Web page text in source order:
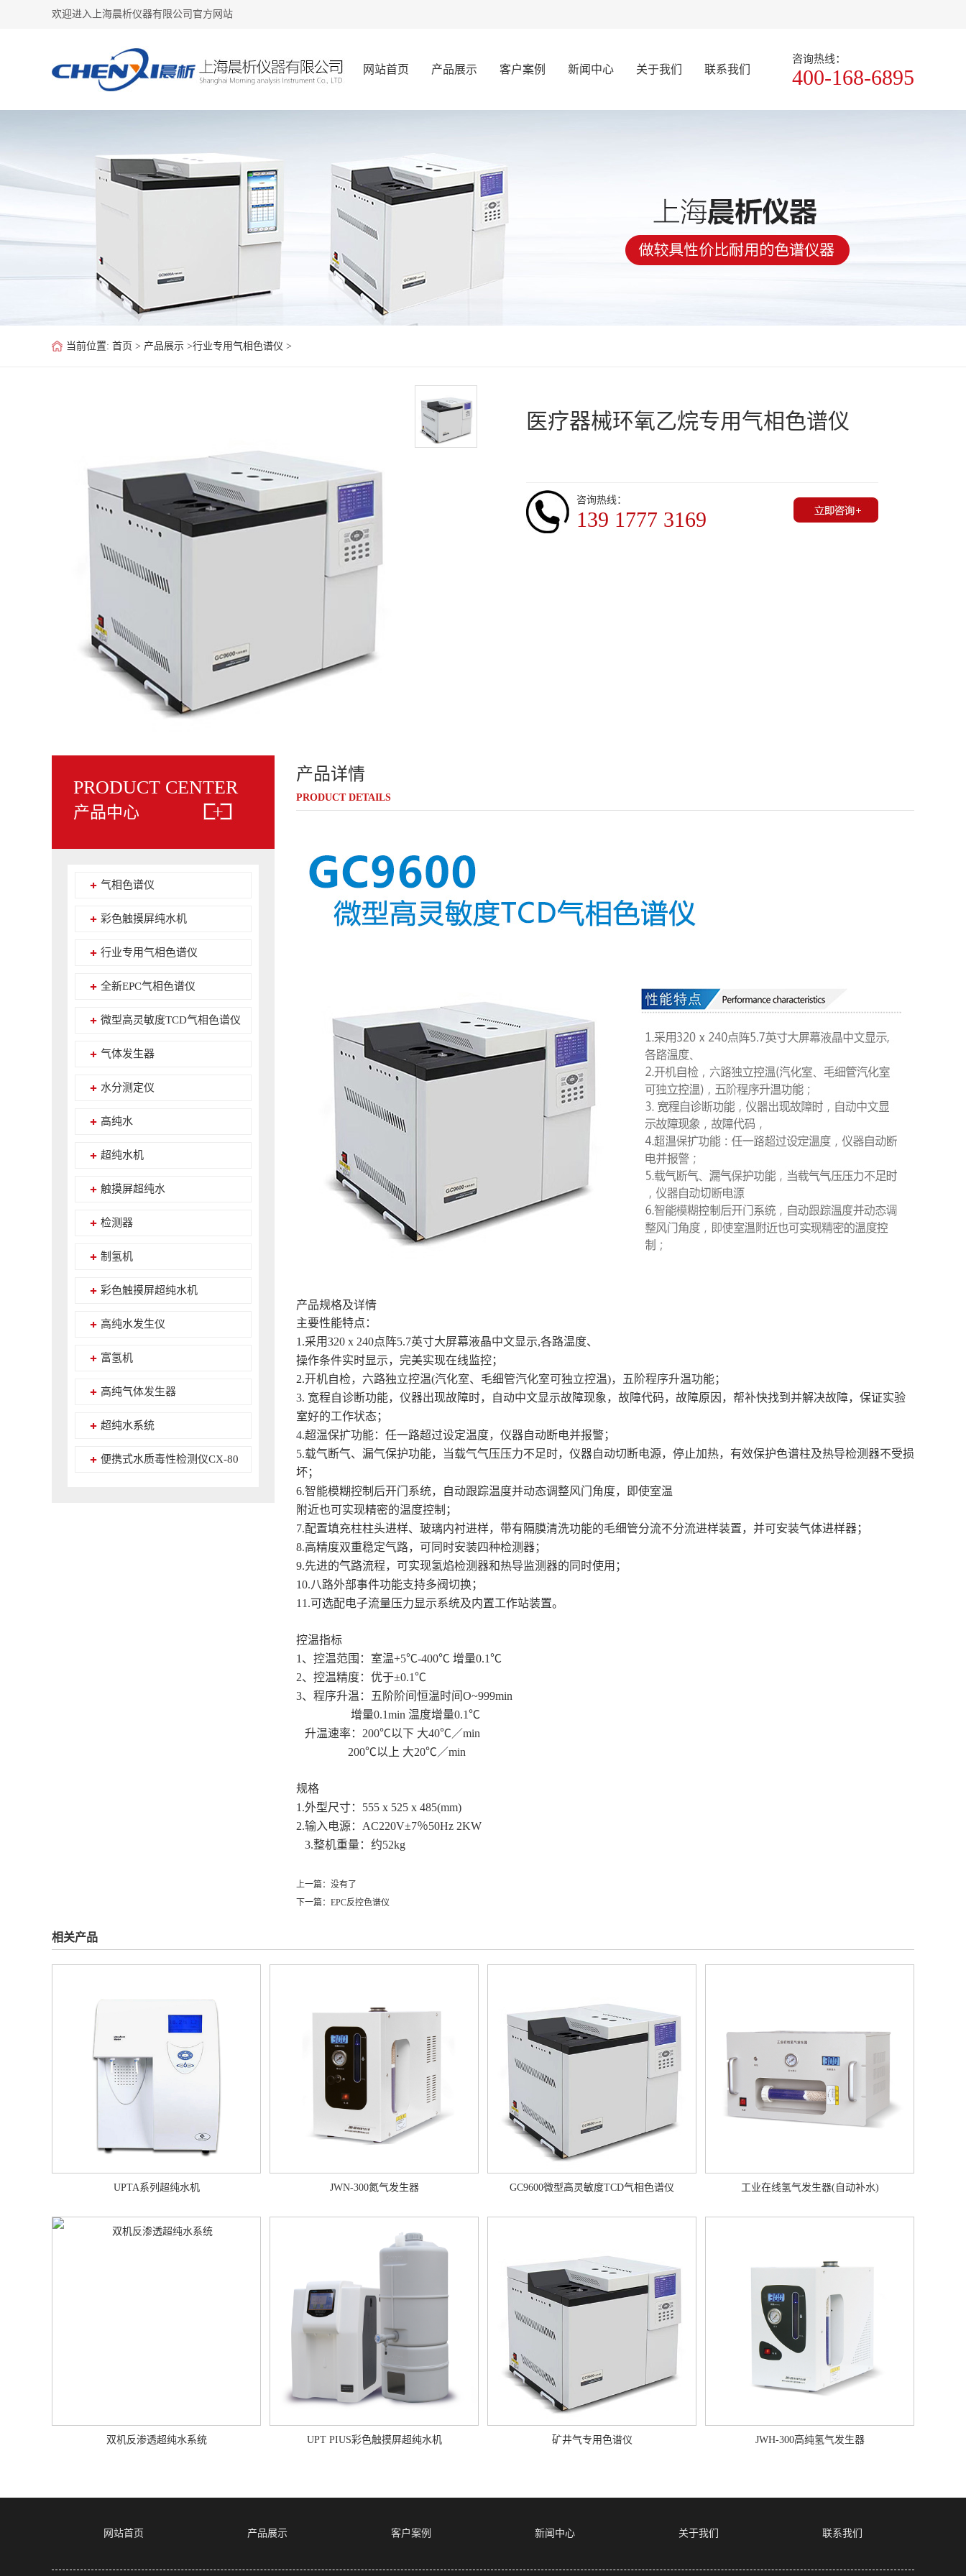
欢迎进入上海晨析仪器有限公司官方网站
网站首页 产品展示 客户案例 新闻中心 关于我们 联系我们
咨询热线：
400-168-6895
当前位置: 首页 > 产品展示 >行业专用气相色谱仪 >
医疗器械环氧乙烷专用气相色谱仪
咨询热线：
139 1777 3169
PRODUCT CENTER
产品中心
气相色谱仪
彩色触摸屏纯水机
行业专用气相色谱仪
全新EPC气相色谱仪
微型高灵敏度TCD气相色谱仪
气体发生器
水分测定仪
高纯水
超纯水机
触摸屏超纯水
检测器
制氢机
彩色触摸屏超纯水机
高纯水发生仪
富氢机
高纯气体发生器
超纯水系统
便携式水质毒性检测仪CX-80
产品详情
PRODUCT DETAILS
产品规格及详情
主要性能特点：
1.采用320 x 240点阵5.7英寸大屏幕液晶中文显示,各路温度、
操作条件实时显示，完美实现在线监控；
2.开机自检，六路独立控温(汽化室、毛细管汽化室可独立控温)，五阶程序升温功能；
3. 宽程自诊断功能，仪器出现故障时，自动中文显示故障现象，故障代码，故障原因，帮补快找到并解决故障，保证实验
室好的工作状态；
4.超温保扩功能：任一路超过设定温度，仪器自动断电并报警；
5.载气断气、漏气保护功能，当载气气压压力不足时，仪器自动切断电源，停止加热，有效保护色谱柱及热导检测器不受损
坏；
6.智能模糊控制后开门系统，自动跟踪温度并动态调整风门角度，即使室温
附近也可实现精密的温度控制；
7.配置填充柱柱头进样、玻璃内衬进样，带有隔膜清洗功能的毛细管分流不分流进样装置，并可安装气体进样器；
8.高精度双重稳定气路，可同时安装四种检测器；
9.先进的气路流程，可实现氢焰检测器和热导监测器的同时使用；
10.八路外部事件功能支持多阀切换；
11.可选配电子流量压力显示系统及内置工作站装置。
控温指标
1、控温范围：室温+5℃-400℃ 增量0.1℃
2、控温精度：优于±0.1℃
3、程序升温：五阶阶间恒温时间O~999min
增量0.1min 温度增量0.1℃
升温速率：200℃以下 大40℃／min
200℃以上 大20℃／min
规格
1.外型尺寸：555 x 525 x 485(mm)
2.输入电源：AC220V±7％50Hz 2KW
3.整机重量：约52kg
上一篇：没有了
下一篇： EPC反控色谱仪
相关产品
UPTA系列超纯水机 JWN-300氮气发生器 GC9600微型高灵敏度TCD气相色谱仪 工业在线氢气发生器(自动补水)
双机反渗透超纯水系统 UPT PIUS彩色触摸屏超纯水机 矿井气专用色谱仪 JWH-300高纯氢气发生器
网站首页 产品展示 客户案例 新闻中心 关于我们 联系我们